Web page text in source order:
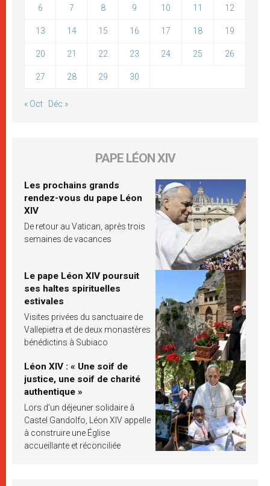
6 7 8 9 10 11 12
13 14 15 16 17 18 19
20 21 22 23 24 25 26
27 28 29 30
« Oct Déc »
PAPE LÉON XIV
Les prochains grands
rendez-vous du pape Léon
XIV
De retour au Vatican, après trois
semaines de vacances
Le pape Léon XIV poursuit
ses haltes spirituelles
estivales
Visites privées du sanctuaire de
Vallepietra et de deux monastères
bénédictins à Subiaco
Léon XIV : « Une soif de
justice, une soif de charité
authentique »
Lors d’un déjeuner solidaire à
Castel Gandolfo, Léon XIV appelle
à construire une Église
accueillante et réconciliée